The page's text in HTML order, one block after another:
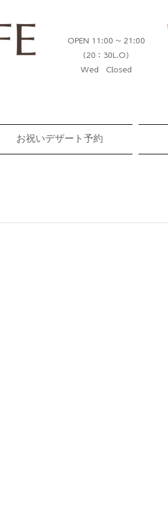
OPEN 11:00 ~ 21:00
（20：30L.O）​
Wed Closed
お祝いデザート予約